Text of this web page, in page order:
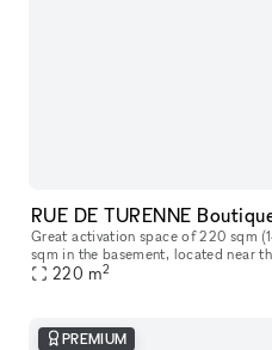
RUE DE TURENNE
Great activation space of 220 sqm
sqm in the basement​,​ located near
space offers great storefront on a
220 m2
PREMIUM